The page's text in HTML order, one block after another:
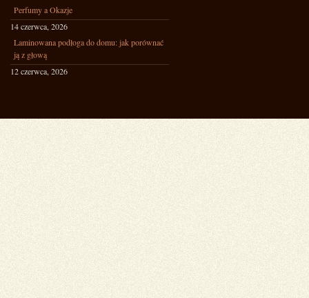
Perfumy a Okazje
14 czerwca, 2026
Laminowana podłoga do domu: jak porównać
ją z głową
12 czerwca, 2026